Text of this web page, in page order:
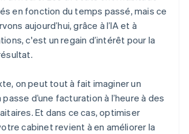
en fonction du temps passé, mais ce
aujourd’hui, grâce à l’IA et à
c'est un regain d’intérêt pour la
on peut tout à fait imaginer un
passe d’une facturation à l’heure à des
Et dans ce cas, optimiser
cabinet revient à en améliorer la